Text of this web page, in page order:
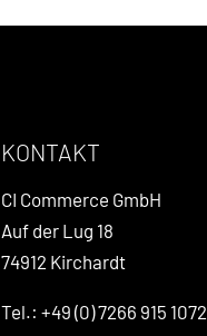
KONTAKT
CI Commerce GmbH
Auf der Lug 18
74912 Kirchardt
Tel.: +49 (0) 7266 915 1072